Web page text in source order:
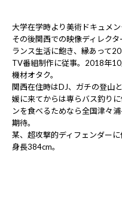
大学在学時より美術ドキュメ
その後関西での映像ディレク
ランス生活に飽き、縁あって
TV番組制作に従事。2018年10
機材オタク。
関西在住時はDJ、ガチの登山
媛に来てからは専らバス釣り
ンを食べるためなら全国津々
期待。
某、超攻撃的ディフェンダーに
身長384cm。